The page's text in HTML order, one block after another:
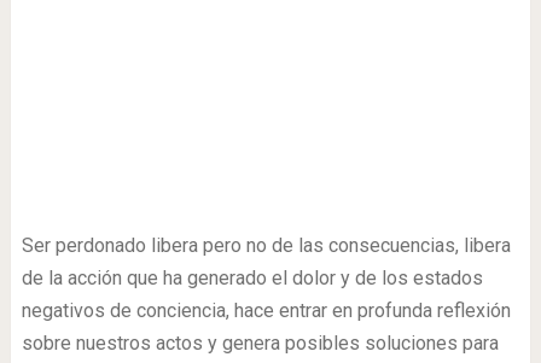
Ser perdonado libera pero no de las consecuencias, libera
de la acción que ha generado el dolor y de los estados
negativos de conciencia, hace entrar en profunda reflexión
sobre nuestros actos y genera posibles soluciones para